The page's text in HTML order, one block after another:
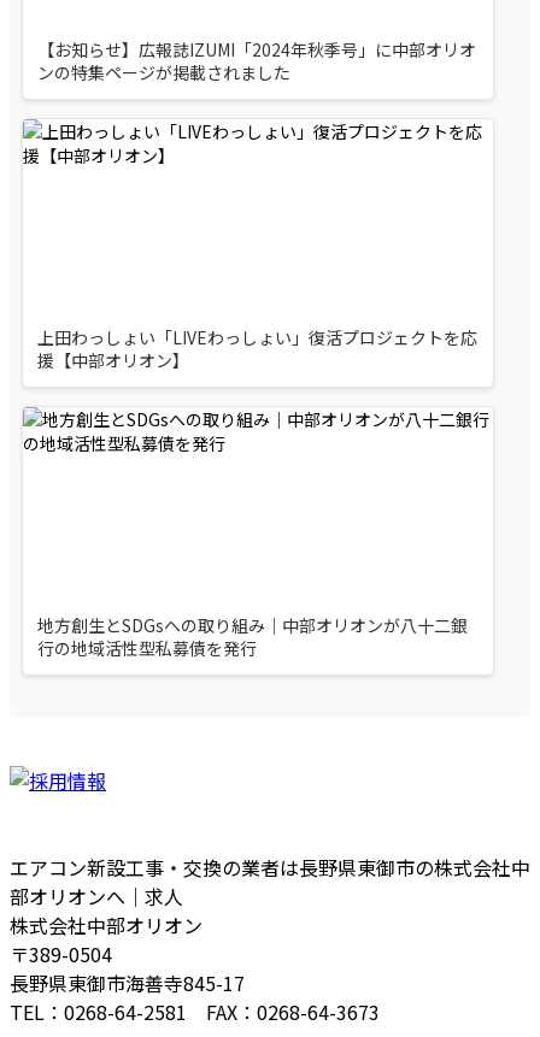
【お知らせ】広報誌IZUMI「2024年秋季号」に中部オリオ
ンの特集ページが掲載されました
上田わっしょい「LIVEわっしょい」復活プロジェクトを応
援【中部オリオン】
地方創生とSDGsへの取り組み｜中部オリオンが八十二銀
行の地域活性型私募債を発行
エアコン新設工事・交換の業者は長野県東御市の株式会社中
部オリオンへ｜求人
株式会社中部オリオン
〒389-0504
長野県東御市海善寺845-17
TEL：0268-64-2581 FAX：0268-64-3673